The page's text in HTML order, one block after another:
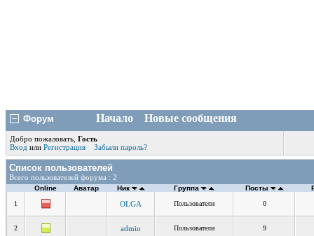
Форум Начало Новые сообщения
Добро пожаловать, Гость
Вход или Регистрация Забыли пароль?
Список пользователей
Всего пользователей форума : 2
Online Аватар Ник Группа Посты
1
OLGA Пользователи 0
2 admin Пользователи 9